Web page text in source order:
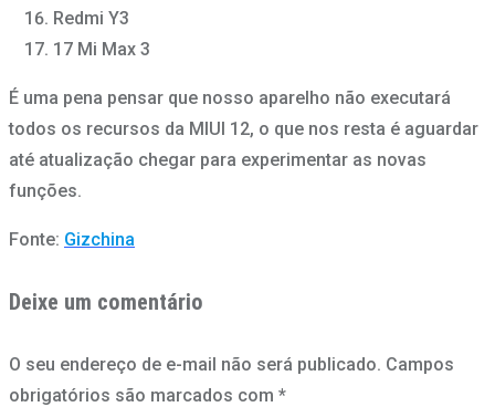
Redmi Y3
17 Mi Max 3
É uma pena pensar que nosso aparelho não executará
todos os recursos da MIUI 12, o que nos resta é aguardar
até atualização chegar para experimentar as novas
funções.
Fonte: Gizchina
Deixe um comentário
O seu endereço de e-mail não será publicado. Campos
obrigatórios são marcados com *